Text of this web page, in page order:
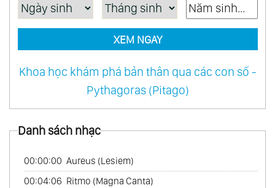
XEM NGAY
Khoa học khám phá bản thân qua các con số -
Pythagoras (Pitago)
Danh sách nhạc
00:00:00 Aureus (Lesiem)
00:04:06 Ritmo (Magna Canta)